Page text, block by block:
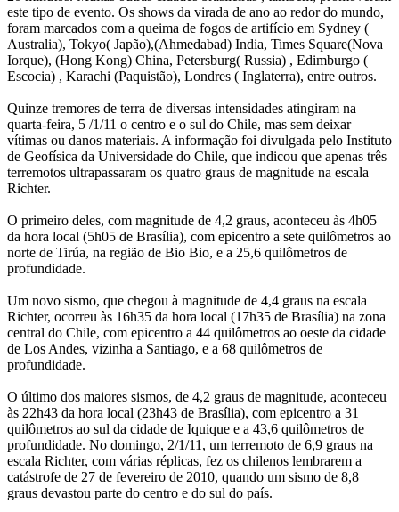
este tipo de evento. Os shows da virada de ano ao redor do mundo,
foram marcados com a queima de fogos de artifício em Sydney (
Australia), Tokyo( Japão),(Ahmedabad) India, Times Square(Nova
Iorque), (Hong Kong) China, Petersburg( Russia) , Edimburgo (
Escocia) , Karachi (Paquistão), Londres ( Inglaterra), entre outros.
Quinze tremores de terra de diversas intensidades atingiram na
quarta-feira, 5 /1/11 o centro e o sul do Chile, mas sem deixar
vítimas ou danos materiais. A informação foi divulgada pelo Instituto
de Geofísica da Universidade do Chile, que indicou que apenas três
terremotos ultrapassaram os quatro graus de magnitude na escala
Richter.
O primeiro deles, com magnitude de 4,2 graus, aconteceu às 4h05
da hora local (5h05 de Brasília), com epicentro a sete quilômetros ao
norte de Tirúa, na região de Bio Bio, e a 25,6 quilômetros de
profundidade.
Um novo sismo, que chegou à magnitude de 4,4 graus na escala
Richter, ocorreu às 16h35 da hora local (17h35 de Brasília) na zona
central do Chile, com epicentro a 44 quilômetros ao oeste da cidade
de Los Andes, vizinha a Santiago, e a 68 quilômetros de
profundidade.
O último dos maiores sismos, de 4,2 graus de magnitude, aconteceu
às 22h43 da hora local (23h43 de Brasília), com epicentro a 31
quilômetros ao sul da cidade de Iquique e a 43,6 quilômetros de
profundidade. No domingo, 2/1/11, um terremoto de 6,9 graus na
escala Richter, com várias réplicas, fez os chilenos lembrarem a
catástrofe de 27 de fevereiro de 2010, quando um sismo de 8,8
graus devastou parte do centro e do sul do país.